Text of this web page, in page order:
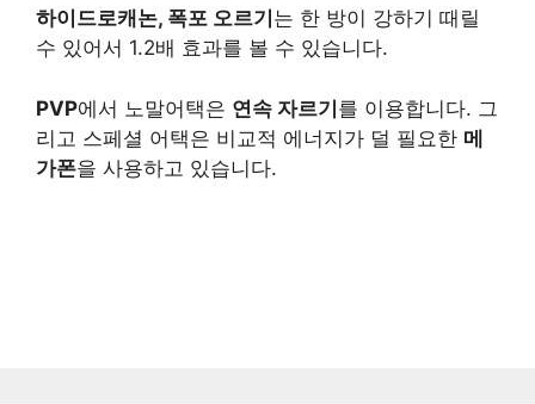
하이드로캐논, 폭포 오르기 는 한 방이 강하기 때릴
수 있어서 1.2배 효과를 볼 수 있습니다.
PVP에서 노말어택은 연속 자르기를 이용합니다. 그
리고 스페셜 어택은 비교적 에너지가 덜 필요한 메
가폰을 사용하고 있습니다.